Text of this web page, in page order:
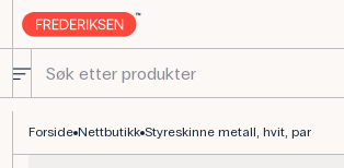
Forside Nettbutikk Styreskinne metall, hvit, par